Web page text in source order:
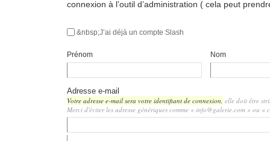
connexion à l’outil d’administration ( cela peut
&nbsp;J’ai déjà un compte Slash
Prénom Nom
Adresse e-mail
Votre adresse e-mail sera votre identifiant de connexion, elle doit être
Merci d'éviter les adresse génériques comme « info@galerie.com » ou «